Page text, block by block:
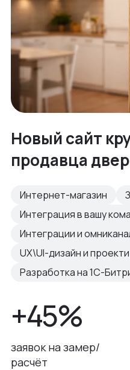
Новый сайт
продавца
Интернет-магазин
Интеграция в вашу
Интеграции и
UX\UI-дизайн и
Разработка на 1С-
+45%
заявок на замер/
расчёт